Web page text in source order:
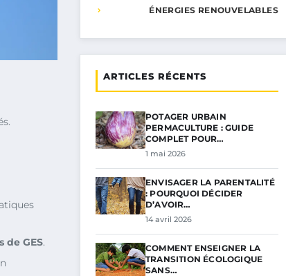
de GES.
ÉNERGIES RENOUVELABLES
ARTICLES RÉCENTS
POTAGER URBAIN
PERMACULTURE : GUIDE
COMPLET POUR…
1 mai 2026
ENVISAGER LA PARENTALITÉ
: POURQUOI DÉCIDER
D’AVOIR…
14 avril 2026
COMMENT ENSEIGNER LA
TRANSITION ÉCOLOGIQUE
SANS…